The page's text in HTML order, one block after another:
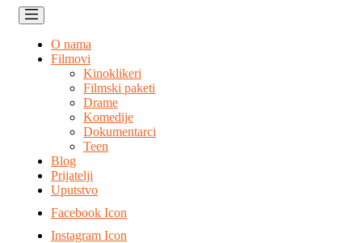
O nama
Filmovi
Kinoklikeri
Filmski paketi
Drame
Komedije
Dokumentarci
Teen
Blog
Prijatelji
Uputstvo
Facebook Icon
Instagram Icon